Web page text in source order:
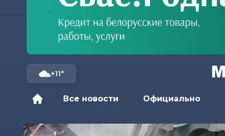
+11°
Все новости Официально